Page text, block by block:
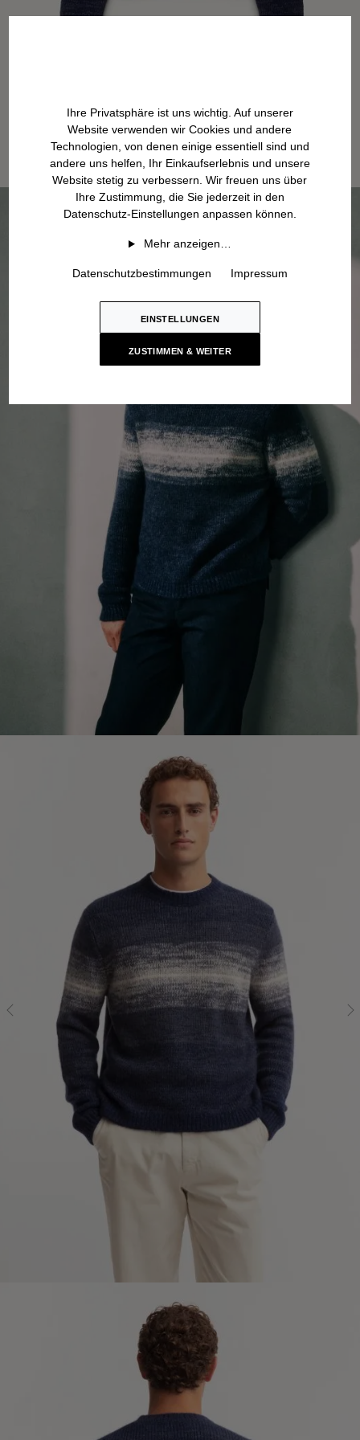
Ihre Privatsphäre ist uns wichtig. Auf unserer
Website verwenden wir Cookies und andere
Technologien, von denen einige essentiell sind und
andere uns helfen, Ihr Einkaufserlebnis und unsere
Website stetig zu verbessern. Wir freuen uns über
Ihre Zustimmung, die Sie jederzeit in den
Datenschutz-Einstellungen anpassen können.
Mehr anzeigen…
Datenschutzbestimmungen Impressum
EINSTELLUNGEN
ZUSTIMMEN & WEITER